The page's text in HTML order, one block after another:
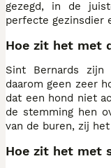
gezegd, in de
perfecte gezinsdier
Hoe zit het met
Sint Bernards zijn
daarom geen zeer
dat een hond niet
de stemming hen
van de buren, zij
Hoe zit het met